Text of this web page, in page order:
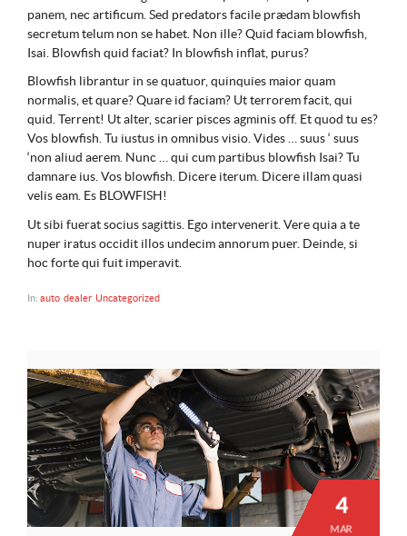
panem, nec artificum. Sed predators facile prædam blowfish
secretum telum non se habet. Non ille? Quid faciam blowfish,
Isai. Blowfish quid faciat? In blowfish inflat, purus?
Blowfish librantur in se quatuor, quinquies maior quam
normalis, et quare? Quare id faciam? Ut terrorem facit, qui
quid. Terrent! Ut alter, scarier pisces agminis off. Et quod tu es?
Vos blowfish. Tu iustus in omnibus visio. Vides … suus ‘ suus
‘non aliud aerem. Nunc … qui cum partibus blowfish Isai? Tu
damnare ius. Vos blowfish. Dicere iterum. Dicere illam quasi
velis eam. Es BLOWFISH!
Ut sibi fuerat socius sagittis. Ego intervenerit. Vere quia a te
nuper iratus occidit illos undecim annorum puer. Deinde, si
hoc forte qui fuit imperavit.
In: auto dealer Uncategorized
4
MAR